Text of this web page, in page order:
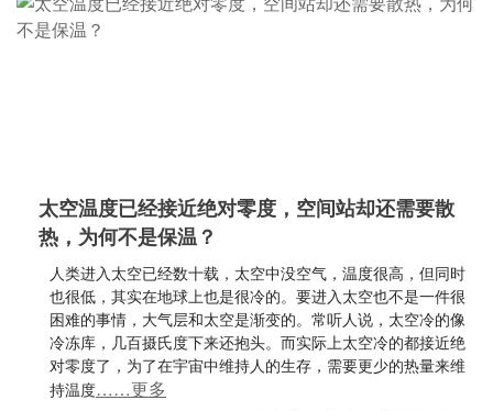
太空温度已经接近绝对零度，空间站却还需要散
热，为何不是保温？
人类进入太空已经数十载，太空中没空气，温度很高，但同时
也很低，其实在地球上也是很冷的。要进入太空也不是一件很
困难的事情，大气层和太空是渐变的。常听人说，太空冷的像
冷冻库，几百摄氏度下来还抱头。而实际上太空冷的都接近绝
对零度了，为了在宇宙中维持人的生存，需要更少的热量来维
持温度……更多